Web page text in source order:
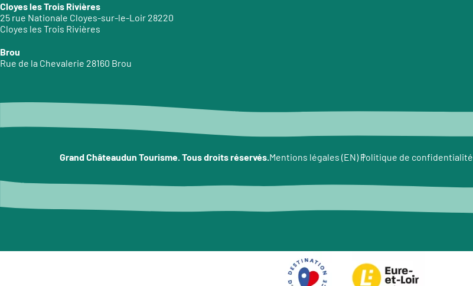
Cloyes les Trois Rivières
25 rue Nationale Cloyes-sur-le-Loir 28220
Cloyes les Trois Rivières
Brou
Rue de la Chevalerie 28160 Brou
Grand Châteaudun Tourisme. Tous droits réservés.Mentions légales (EN) Politique de confidentialité